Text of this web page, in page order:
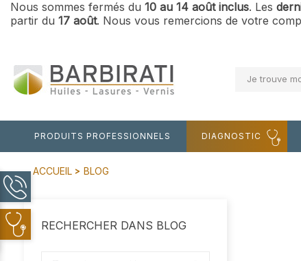
Nous sommes fermés du 10 au 14 août inclus. Les
partir du 17 août. Nous vous remercions de votre
Je trouve
PRODUITS PROFESSIONNELS DIAGNOSTIC
ACCUEIL BLOG
RECHERCHER DANS BLOG